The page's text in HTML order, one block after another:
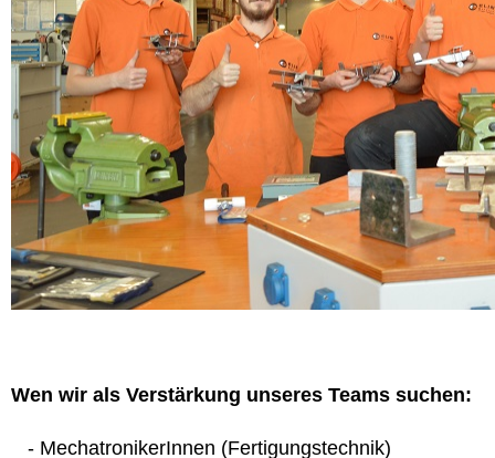
Wen wir als Verstärkung unseres Teams suchen:
- MechatronikerInnen (Fertigungstechnik)